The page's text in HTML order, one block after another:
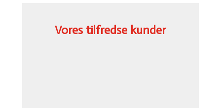
Vores tilfredse kunder